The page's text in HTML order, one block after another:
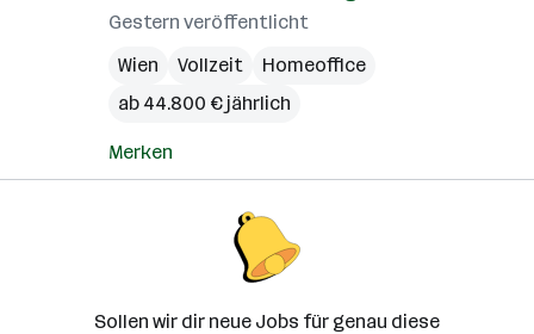
Gestern veröffentlicht
Wien
Vollzeit
Homeoffice
ab 44.800 € jährlich
Merken
Sollen wir dir neue Jobs für genau diese